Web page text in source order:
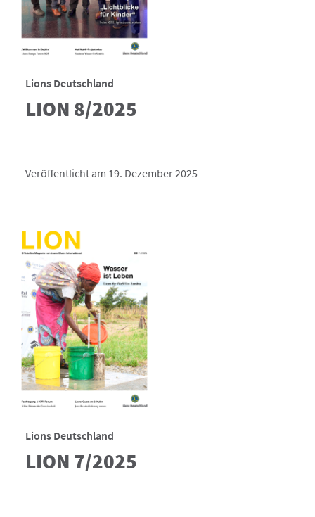
Lions Deutschland
LION 8/2025
Veröffentlicht am 19. Dezember 2025
Lions Deutschland
LION 7/2025